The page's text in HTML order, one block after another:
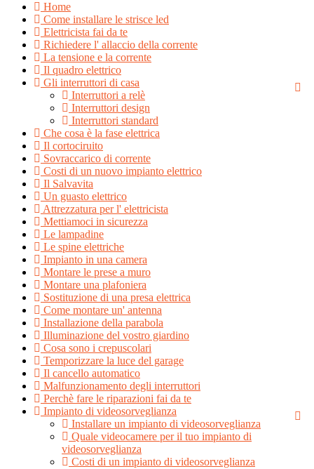
Home
Come installare le strisce led
Elettricista fai da te
Richiedere l' allaccio della corrente
La tensione e la corrente
Il quadro elettrico
Gli interruttori di casa
Interruttori a relè
Interruttori design
Interruttori standard
Che cosa è la fase elettrica
Il cortociruito
Sovraccarico di corrente
Costi di un nuovo impianto elettrico
Il Salvavita
Un guasto elettrico
Attrezzatura per l' elettricista
Mettiamoci in sicurezza
Le lampadine
Le spine elettriche
Impianto in una camera
Montare le prese a muro
Montare una plafoniera
Sostituzione di una presa elettrica
Come montare un' antenna
Installazione della parabola
Illuminazione del vostro giardino
Cosa sono i crepuscolari
Temporizzare la luce del garage
Il cancello automatico
Malfunzionamento degli interruttori
Perchè fare le riparazioni fai da te
Impianto di videosorveglianza
Installare un impianto di videosorveglianza
Quale videocamere per il tuo impianto di
videosorveglianza
Costi di un impianto di videosorveglianza